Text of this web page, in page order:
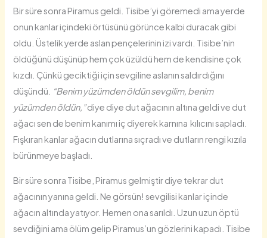
Bir süre sonra Piramus geldi. Tisibe’yi göremedi ama yerde
onun kanlar içindeki örtüsünü görünce kalbi duracak gibi
oldu. Üstelik yerde aslan pençelerinin izi vardı. Tisibe’nin
öldüğünü düşünüp hem çok üzüldü hem de kendisine çok
kızdı. Çünkü geciktiği için sevgiline aslanın saldırdığını
düşündü.
“Benim yüzümden öldün sevgilim, benim
yüzümden öldün,”diye diye dut ağacının altına geldi ve dut
ağacı sen de benim kanımı iç diyerek karnına kılıcını sapladı.
Fışkıran kanlar ağacın dutlarına sıçradı ve dutların rengi kızıla
bürünmeye başladı.
Bir süre sonra Tisibe, Piramus gelmiştir diye tekrar dut
ağacının yanına geldi. Ne görsün! sevgilisi kanlar içinde
ağacın altında yatıyor. Hemen ona sarıldı. Uzun uzun öptü
sevdiğini ama ölüm gelip Piramus’un gözlerini kapadı. Tisibe